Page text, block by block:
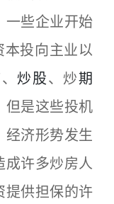
一些企业开始
本投向主业以
炒股、炒期
是这些投机
经济形势发生
成许多炒房人
提供担保的许